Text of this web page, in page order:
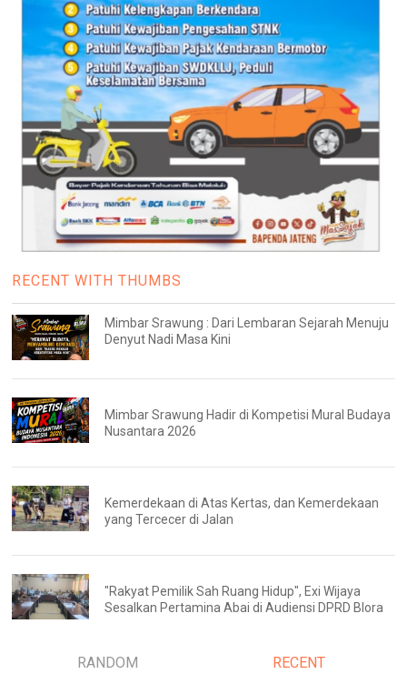
RECENT WITH THUMBS
Mimbar Srawung : Dari Lembaran Sejarah Menuju
Denyut Nadi Masa Kini
Mimbar Srawung Hadir di Kompetisi Mural Budaya
Nusantara 2026
Kemerdekaan di Atas Kertas, dan Kemerdekaan
yang Tercecer di Jalan
"Rakyat Pemilik Sah Ruang Hidup", Exi Wijaya
Sesalkan Pertamina Abai di Audiensi DPRD Blora
RANDOM RECENT